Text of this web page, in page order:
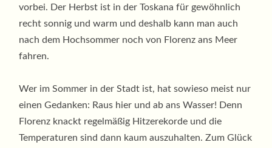
vorbei. Der Herbst ist in der Toskana für gewöhnlich
recht sonnig und warm und deshalb kann man auch
nach dem Hochsommer noch von Florenz ans Meer
fahren.
Wer im Sommer in der Stadt ist, hat sowieso meist nur
einen Gedanken: Raus hier und ab ans Wasser! Denn
Florenz knackt regelmäßig Hitzerekorde und die
Temperaturen sind dann kaum auszuhalten. Zum Glück